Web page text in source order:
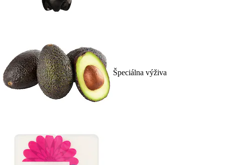
Špeciálna výživa